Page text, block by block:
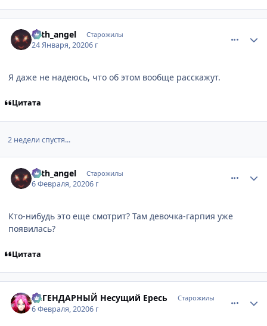
19th_аngel Старожилы
24 Января, 20206 г
Я даже не надеюсь, что об этом вообще расскажут.
Цитата
2 недели спустя...
19th_аngel Старожилы
6 Февраля, 20206 г
Кто-нибудь это еще смотрит? Там девочка-гарпия уже
появилась?
Цитата
ЛЕГЕНДАРНЫЙ Несущий Ересь Старожилы
6 Февраля, 20206 г